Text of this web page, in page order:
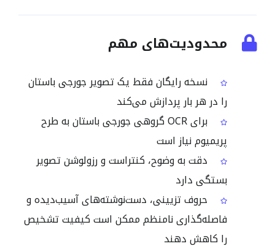
محدودیت‌های مهم
نسخه رایگان فقط یک تصویر جورجی باستان
را در هر بار پردازش می‌کند
برای OCR گروهی جورجی باستان به طرح
پریمیوم نیاز است
دقت به وضوح، کنتراست و رزولوشن تصویر
بستگی دارد
حروف تزیینی، دست‌نوشته‌های آسیب‌دیده و
فاصله‌گذاری نامنظم ممکن است کیفیت تشخیص
را کاهش دهند